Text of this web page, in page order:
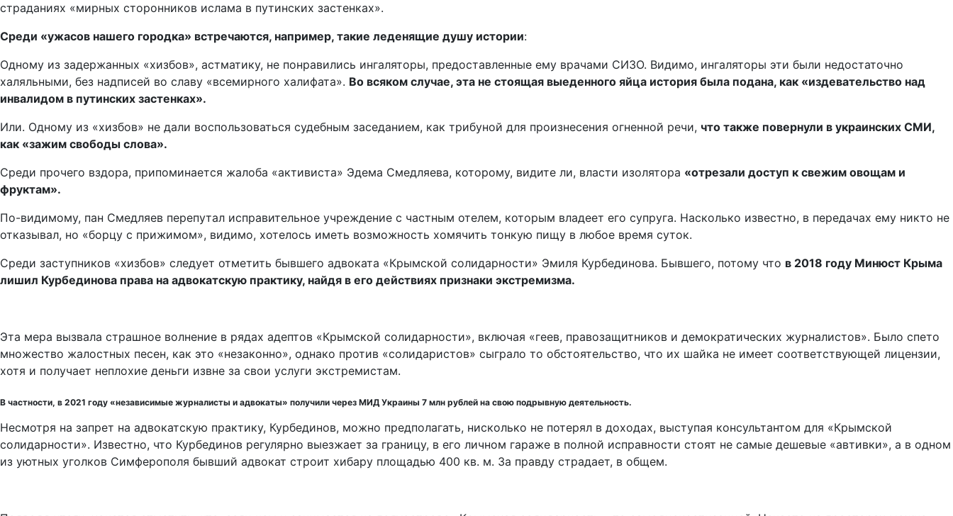
страданиях «мирных сторонников ислама в путинских застенках».
Среди «ужасов нашего городка» встречаются, например, такие леденящие душу истории:
Одному из задержанных «хизбов», астматику, не понравились ингаляторы, предоставленные ему врачами СИЗО. Видимо, ингаляторы эти были недостаточно
халяльными, без надписей во славу «всемирного халифата». Во всяком случае, эта не стоящая выеденного яйца история была подана, как «издевательство над
инвалидом в путинских застенках».
Или. Одному из «хизбов» не дали воспользоваться судебным заседанием, как трибуной для произнесения огненной речи, что также повернули в украинских СМИ,
как «зажим свободы слова».
Среди прочего вздора, припоминается жалоба «активиста» Эдема Смедляева, которому, видите ли, власти изолятора «отрезали доступ к свежим овощам и
фруктам».
По-видимому, пан Смедляев перепутал исправительное учреждение с частным отелем, которым владеет его супруга. Насколько известно, в передачах ему никто не
отказывал, но «борцу с прижимом», видимо, хотелось иметь возможность хомячить тонкую пищу в любое время суток.
Среди заступников «хизбов» следует отметить бывшего адвоката «Крымской солидарности» Эмиля Курбединова. Бывшего, потому что в 2018 году Минюст Крыма
лишил Курбединова права на адвокатскую практику, найдя в его действиях признаки экстремизма.
Эта мера вызвала страшное волнение в рядах адептов «Крымской солидарности», включая «геев, правозащитников и демократических журналистов». Было спето
множество жалостных песен, как это «незаконно», однако против «солидаристов» сыграло то обстоятельство, что их шайка не имеет соответствующей лицензии,
хотя и получает неплохие деньги извне за свои услуги экстремистам.
В частности, в 2021 году «независимые журналисты и адвокаты» получили через МИД Украины 7 млн рублей на свою подрывную деятельность.
Несмотря на запрет на адвокатскую практику, Курбединов, можно предполагать, нисколько не потерял в доходах, выступая консультантом для «Крымской
солидарности». Известно, что Курбединов регулярно выезжает за границу, в его личном гараже в полной исправности стоят не самые дешевые «автивки», а в одном
из уютных уголков Симферополя бывший адвокат строит хибару площадью 400 кв. м. За правду страдает, в общем.